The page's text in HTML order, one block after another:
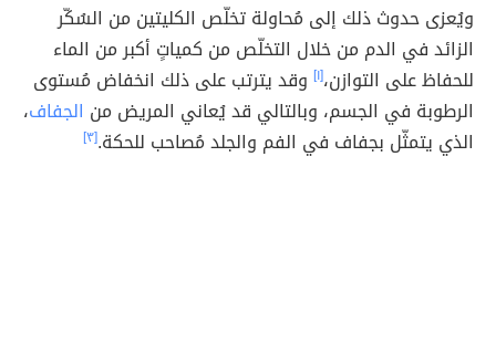
ويُعزى حدوث ذلك إلى مُحاولة تخلّص الكليتين من السُكّر
الزائد في الدم من خلال التخلّص من كمياتٍ أكبر من الماء
للحفاظ على التوازن،[١] وقد يترتب على ذلك انخفاض مُستوى
الرطوبة في الجسم، وبالتالي قد يُعاني المريض من الجفاف،
الذي يتمثّل بجفاف في الفم والجلد مُصاحب للحكة.[٣]